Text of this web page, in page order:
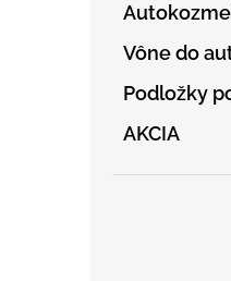
Vône do
Podložky
AKCIA